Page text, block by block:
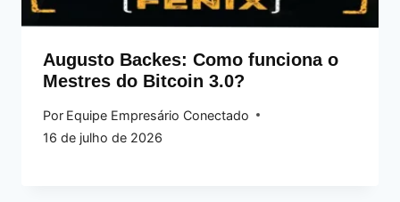
Augusto Backes: Como funciona o
Mestres do Bitcoin 3.0?
Por Equipe Empresário Conectado
16 de julho de 2026